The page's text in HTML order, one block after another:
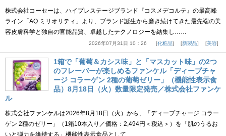
株式会社コーセーは、ハイプレステージブランド『コスメデコルテ』の最高峰
ライン「AQ ミリオリティ」より、ブランド誕生から磨き続けてきた最先端の美
容皮膚科学と独自の官能品質、卓越したテクノロジーを結集し……
2026年07月31日 10：26 化粧品 新製品 美容
1箱で「葡萄＆カシス味」と「マスカット味」の2つ
のフレーバーが楽しめるファンケル「ディープチャ
ージ コラーゲン 2種の葡萄ゼリー」（機能性表示食
品）8月18日（火）数量限定発売／株式会社ファンケ
ル
株式会社ファンケルは2026年8月18日（火）から、「ディープチャージ コラー
ゲン 2種のゼリー」（1箱10本入り／価格：2,494円＜税込＞）を「肌のうるお
いと弾力を維持する」機能性表示食品として、……